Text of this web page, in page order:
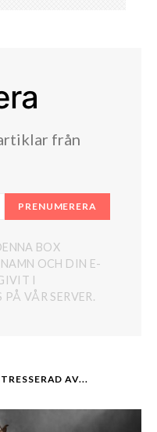
från
PRENUMERERA
BOX
OCH DIN E-
I
VÅR SERVER.
AV...